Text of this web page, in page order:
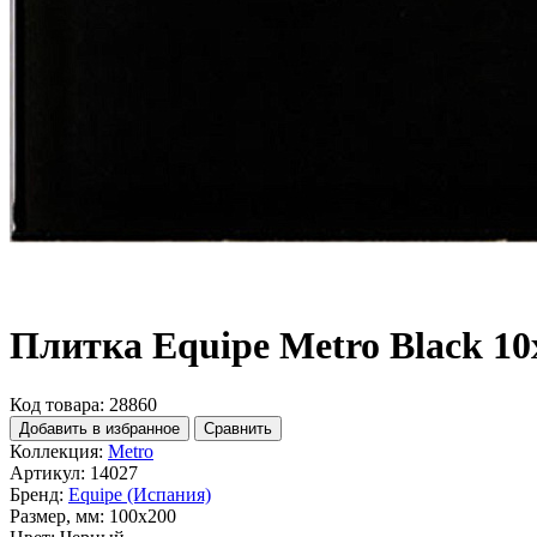
Плитка Equipe Metro Black
Код товара: 28860
Добавить в избранное Сравнить
Коллекция: Metro
Артикул: 14027
Бренд: Equipe (Испания)
Размер, мм: 100x200